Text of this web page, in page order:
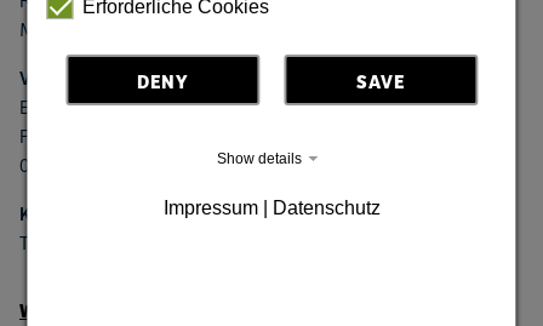
Montag ist Museumsruhetag.
Veranstalter
Europastadt GörlitzZgorzelec GmbH
Fleischerstraße 19
02826 Görlitz
Kontakt
Telefon: +49 (0) 3581 - 4757 0
Weitere Informationen
Erforderliche Cookies
DENY SAVE
Show details
Impressum | Datenschutz